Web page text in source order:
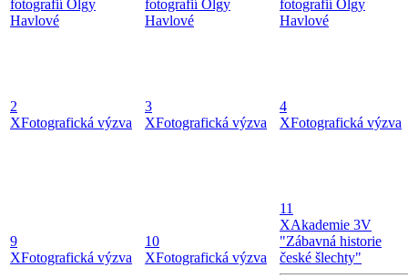
fotografií Olgy
Havlové
fotografií Olgy
Havlové
fotografií Olgy
Havlové
2
XFotografická výzva
3
XFotografická výzva
4
XFotografická výzva
9
XFotografická výzva
10
XFotografická výzva
11
XAkademie 3V
"Zábavná historie
české šlechty"